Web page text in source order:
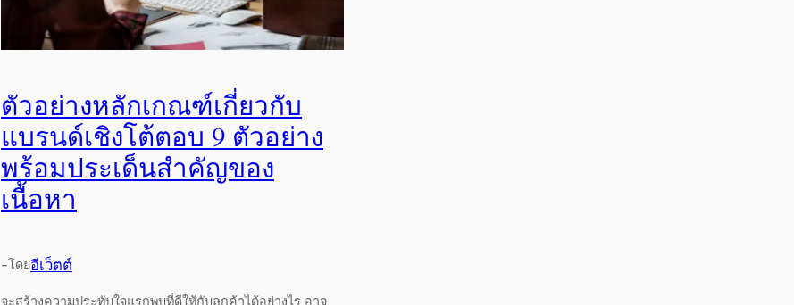
ตัวอย่างหลักเกณฑ์เกี่ยวกับ
แบรนด์เชิงโต้ตอบ 9 ตัวอย่าง
พร้อมประเด็นสำคัญของ
เนื้อหา
-โดยอีเว็ตต์
จะสร้างความประทับใจแรกพบที่ดีให้กับลูกค้าได้อย่างไร อาจ